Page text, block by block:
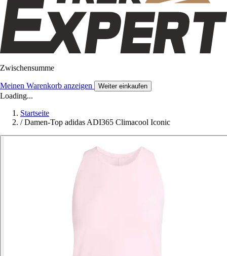
Zwischensumme
Meinen Warenkorb anzeigen Weiter einkaufen
Loading...
Startseite
/ Damen-Top adidas ADI365 Climacool Iconic